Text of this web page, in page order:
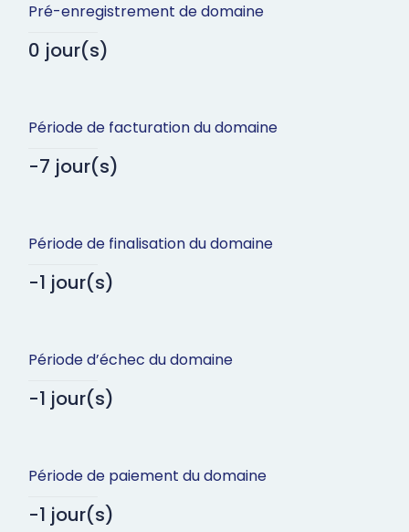
Pré-enregistrement de domaine
0 jour(s)
Période de facturation du domaine
-7 jour(s)
Période de finalisation du domaine
-1 jour(s)
Période d’échec du domaine
-1 jour(s)
Période de paiement du domaine
-1 jour(s)